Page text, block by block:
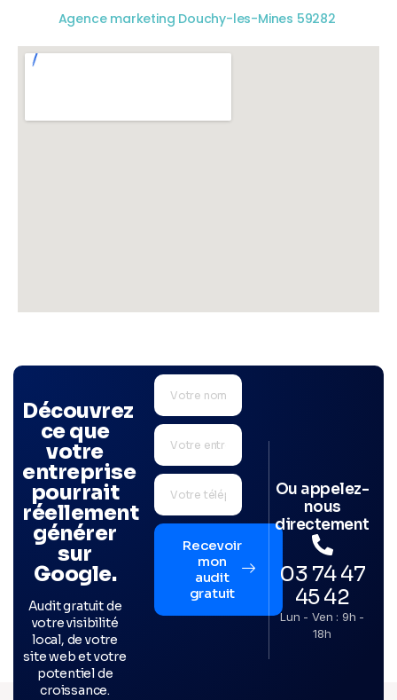
Agence marketing Douchy-les-Mines 59282
Découvrez
ce que
votre
entreprise
pourrait
réellement
générer
sur
Google.
Audit gratuit de
votre visibilité
local, de votre
site web et votre
potentiel de
croissance.
Recevoir
mon
audit
gratuit
Ou appelez-
nous
directement
03 74 47
45 42
Lun - Ven : 9h -
18h